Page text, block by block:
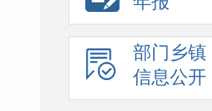
部门乡镇
信息公开